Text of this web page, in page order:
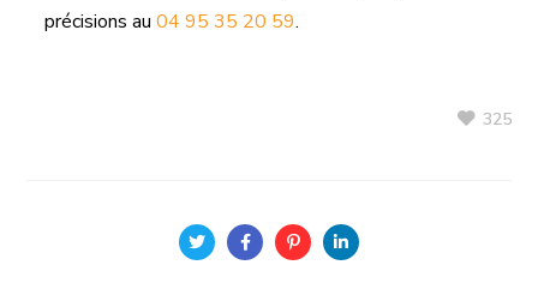
précisions au04 95 35 20 59.
325